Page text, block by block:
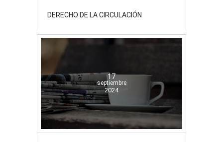
DERECHO DE LA CIRCULACIÓN
17
septiembre
2024